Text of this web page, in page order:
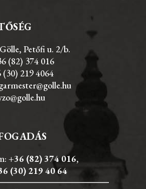
Petőfi u. 2/b.
(82) 374 016
(30) 219 4064
+36 (82) 374 016,
(30) 219 40 64